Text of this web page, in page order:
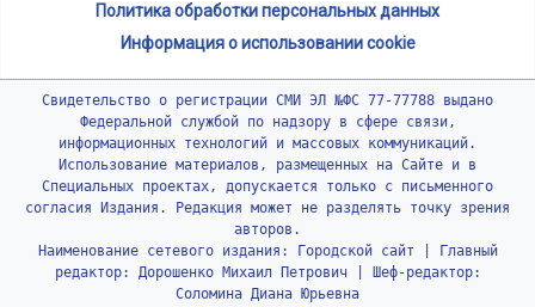
Политика обработки персональных данных
Информация о использовании cookie
Свидетельство о регистрации СМИ ЭЛ №ФС 77-77788 выдано
Федеральной службой по надзору в сфере связи,
информационных технологий и массовых коммуникаций.
Использование материалов, размещенных на Сайте и в
Специальных проектах, допускается только с письменного
согласия Издания. Редакция может не разделять точку зрения
авторов.
Наименование сетевого издания: Городской сайт | Главный
редактор: Дорошенко Михаил Петрович | Шеф-редактор:
Соломина Диана Юрьевна